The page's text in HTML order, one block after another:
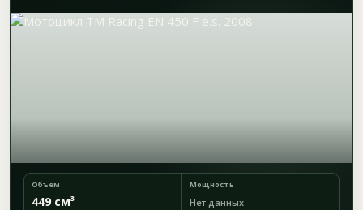
Объём
449 см³
Мощность
Нет данных